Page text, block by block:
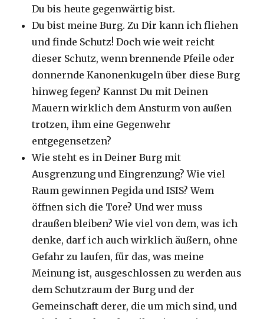
Du bis heute gegenwärtig bist.
Du bist meine Burg. Zu Dir kann ich fliehen
und finde Schutz! Doch wie weit reicht
dieser Schutz, wenn brennende Pfeile oder
donnernde Kanonenkugeln über diese Burg
hinweg fegen? Kannst Du mit Deinen
Mauern wirklich dem Ansturm von außen
trotzen, ihm eine Gegenwehr
entgegensetzen?
Wie steht es in Deiner Burg mit
Ausgrenzung und Eingrenzung? Wie viel
Raum gewinnen Pegida und ISIS? Wem
öffnen sich die Tore? Und wer muss
draußen bleiben? Wie viel von dem, was ich
denke, darf ich auch wirklich äußern, ohne
Gefahr zu laufen, für das, was meine
Meinung ist, ausgeschlossen zu werden aus
dem Schutzraum der Burg und der
Gemeinschaft derer, die um mich sind, und